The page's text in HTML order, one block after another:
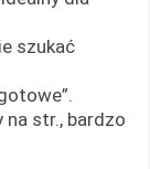
szukać
na str., bardzo